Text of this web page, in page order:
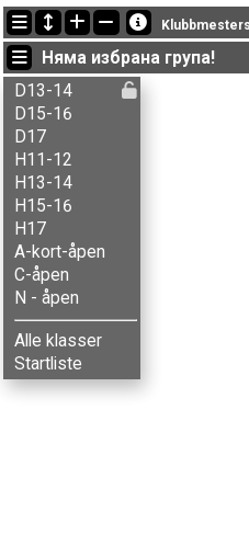
Последно обновени
09:55:27: Håkon T-Dietrichson (N - åpen
09:55:20: Ingrid R. Gunstad (N - åpen
09:55:13: Brede R. Ruud (N - åpen) got
Няма избрана група!
D13-14
D15-16
D17
H11-12
H13-14
H15-16
H17
A-kort-åpen
C-åpen
N - åpen
Alle klasser
Startliste